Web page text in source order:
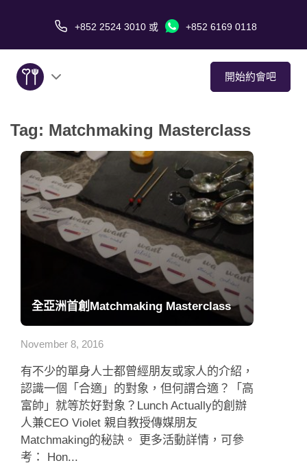
+852 2524 3010 或 +852 6169 0118
開始約會吧
關於我們
服務
愛情故事
傳媒報導
應用程式
聯絡我們
Tag: Matchmaking Masterclass
全亞洲首創Matchmaking Masterclass
November 8, 2016
有不少的單身人士都曾經朋友或家人的介紹，
認識一個「合適」的對象，但何謂合適？「高
富帥」就等於好對象？Lunch Actually的創辦
人兼CEO Violet 親自教授傳媒朋友
Matchmaking的秘訣。 更多活動詳情，可參
考： Hon...